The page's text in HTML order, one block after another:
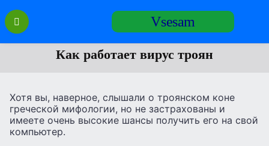
Перейти
содержанию
Vsesam
Как работает вирус троян
Хотя вы, наверное, слышали о троянском коне
греческой мифологии, но не застрахованы и
имеете очень высокие шансы получить его на свой
компьютер.